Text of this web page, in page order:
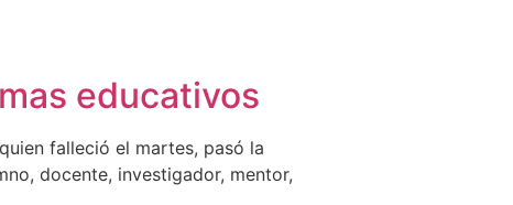
educativos
falleció el martes, pasó la
docente, investigador, mentor,